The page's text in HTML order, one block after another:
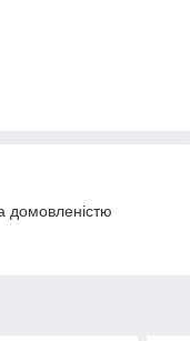
домовленістю